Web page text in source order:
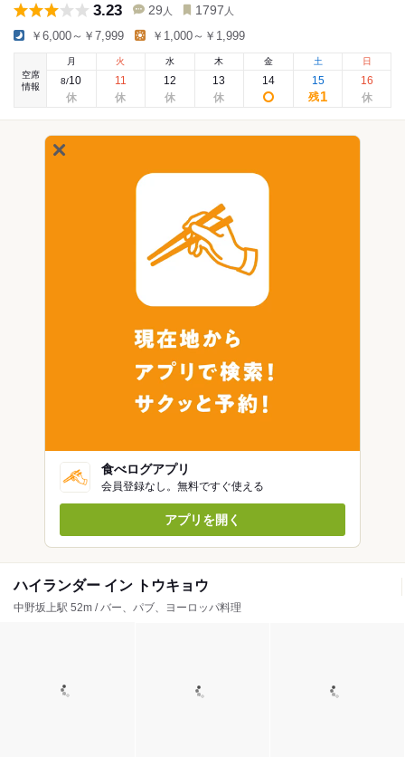
3.23 29 人 1797 人
￥6,000～￥7,999 ￥1,000～￥1,999
空席
情報
月
8/10
火
11
水
12
木
13
金
14
土
15
残1
日
16
食べログアプリ
会員登録なし。無料ですぐ使える
アプリを開く
ハイランダー イン トウキョウ
中野坂上駅 52m / バー、パブ、ヨーロッパ料理